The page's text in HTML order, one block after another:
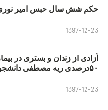
حکم شش سال حبس امیر
1397-12-23
آزادی از زندان و بستری در
۵۰درصدی ریه مصطفی دانشجو
1397-12-23